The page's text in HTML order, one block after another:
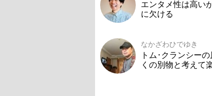
エンタメ性は高い
に欠ける
なかざわひでゆき
トム･クランシー
くの別物と考えて